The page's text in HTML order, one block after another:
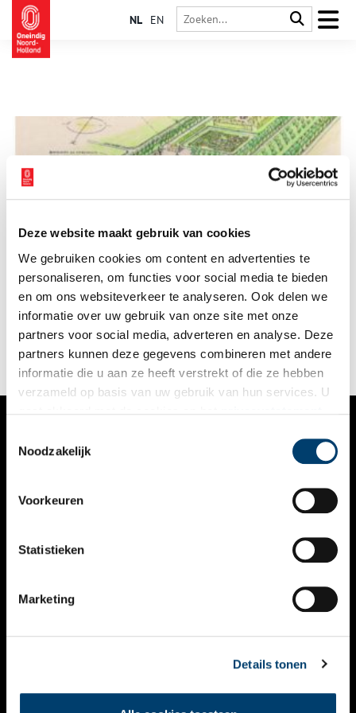
Deze website maakt gebruik van cookies
We gebruiken cookies om content en advertenties te
personaliseren, om functies voor social media te bieden
en om ons websiteverkeer te analyseren. Ook delen we
informatie over uw gebruik van onze site met onze
partners voor social media, adverteren en analyse. Deze
partners kunnen deze gegevens combineren met andere
informatie die u aan ze heeft verstrekt of die ze hebben
verzameld op basis van uw gebruik van hun services. U
Noodzakelijk
Voorkeuren
Statistieken
Marketing
Details tonen
NL EN
Archeologisch onderzoek naar het buiten Leeuwenplaats.
VERHALEN
KALENDER
THEMA’S
VIDEO’S
CONTACT